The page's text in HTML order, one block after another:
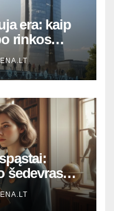
era: kaip
rinkos
šedevras
nei bet